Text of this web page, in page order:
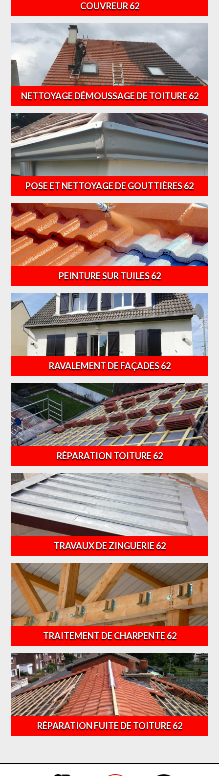
COUVREUR 62
NETTOYAGE DÉMOUSSAGE DE TOITURE 62
POSE ET NETTOYAGE DE GOUTTIÈRES 62
PEINTURE SUR TUILES 62
RAVALEMENT DE FAÇADES 62
RÉPARATION TOITURE 62
TRAVAUX DE ZINGUERIE 62
TRAITEMENT DE CHARPENTE 62
RÉPARATION FUITE DE TOITURE 62